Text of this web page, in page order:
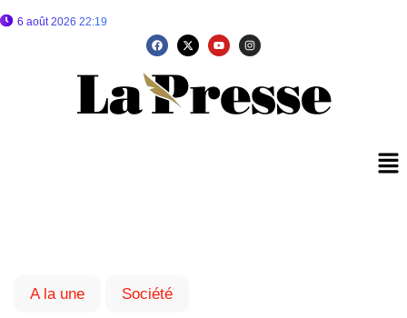
6 août 2026 22:19
A la une Société